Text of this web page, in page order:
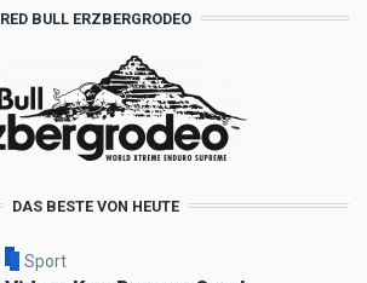
RED BULL ERZBERGRODEO
DAS BESTE VON HEUTE
Sport